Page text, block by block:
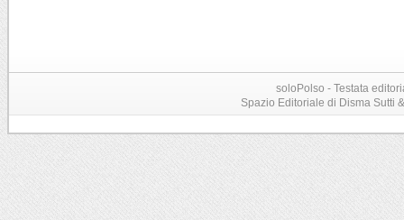
soloPolso - Testata
Spazio Editoriale di Disma Sutti